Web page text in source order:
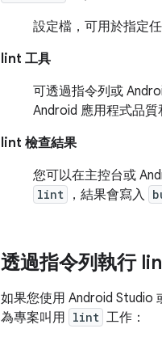
設定檔，可用於指定
lint 工具
可透過指令列或
Android 應用程式品質
lint 檢查結果
您可以在主控台或
lint ，結果會寫入
透過指令列執行
如果您使用 Android Studio
為專案叫用 lint 工作：